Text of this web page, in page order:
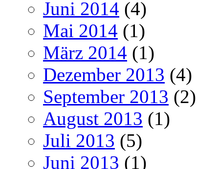
Juni 2014 (4)
Mai 2014 (1)
März 2014 (1)
Dezember 2013 (4)
September 2013 (2)
August 2013 (1)
Juli 2013 (5)
Juni 2013 (1)